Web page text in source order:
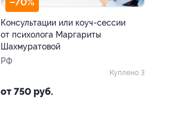
Консультации или коуч-сессии
от психолога Маргариты
Шахмуратовой
РФ
от 750 руб.
Куплено 3